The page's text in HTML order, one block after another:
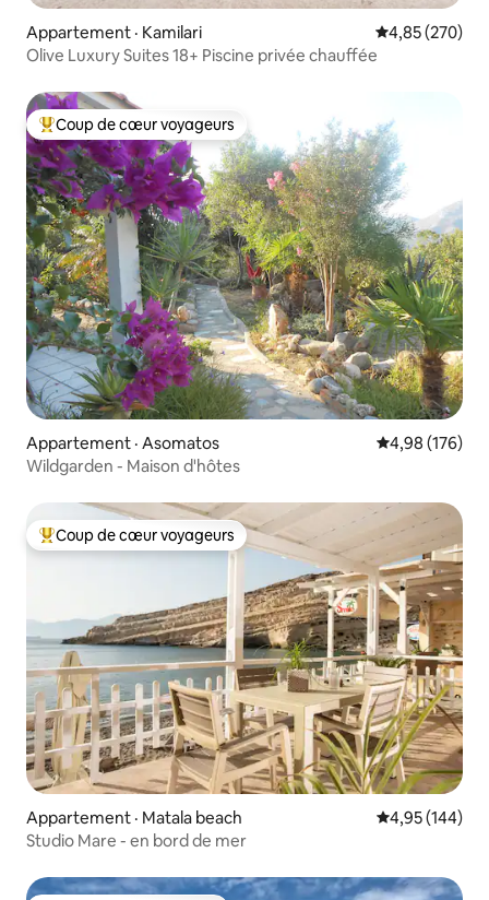
Appartement · Kamilari Note
4,85 (270)
Olive Luxury Suites 18+ Piscine privée chauffée
Coup de cœur voyageurs parmi les plus aimés
Coup de cœur voyageurs
Appartement · Asomatos Note
4,98 (176)
Wildgarden - Maison d'hôtes
Coup de cœur voyageurs parmi les plus aimés
Coup de cœur voyageurs
Appartement · Matala beach Note
4,95 (144)
Studio Mare - en bord de mer